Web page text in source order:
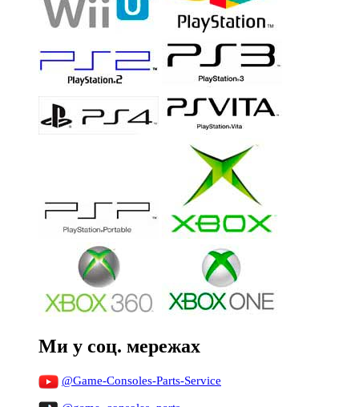
Ми у соц. мережах
@Game-Consoles-Parts-Service